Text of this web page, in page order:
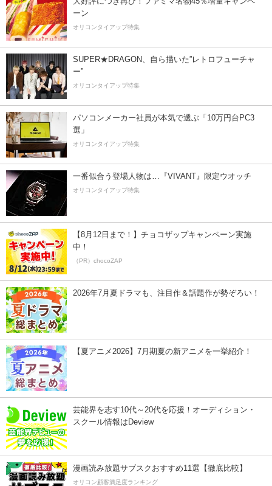
ーン
オリコンタイアップ特集
SUPER★DRAGON、自ら描いた”レトロフューチャ
ー”
オリコンタイアップ特集
パソコンメーカー社員が本気で選ぶ「10万円台PC3
選」
オリコンタイアップ特集
一番似合う登場人物は…『VIVANT』限定ウオッチ
オリコンタイアップ特集
【8月12日まで！】チョコザップキャンペーン実施
中！
（PR）chocoZAP
2026年7月夏ドラマも、注目作＆話題作が勢ぞろい！
【夏アニメ2026】7月期夏の新アニメを一挙紹介！
芸能界を志す10代～20代を応援！オーディション・
スクール情報はDeview
漫画読み放題サブスクおすすめ11選【徹底比較】
オリコン顧客満足度ランキング